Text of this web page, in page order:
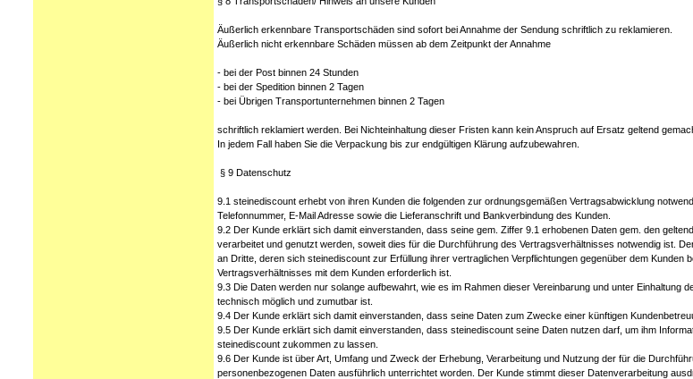
Äußerlich erkennbare Transportschäden sind sofort bei Annahme der Sendung schriftlich zu reklamieren.
Äußerlich nicht erkennbare Schäden müssen ab dem Zeitpunkt der Annahme
- bei der Post binnen 24 Stunden
- bei der Spedition binnen 2 Tagen
- bei Übrigen Transportunternehmen binnen 2 Tagen
schriftlich reklamiert werden. Bei Nichteinhaltung dieser Fristen kann kein Anspruch auf Ersatz geltend
In jedem Fall haben Sie die Verpackung bis zur endgültigen Klärung aufzubewahren.
§ 9 Datenschutz
9.1 steinediscount erhebt von ihren Kunden die folgenden zur ordnungsgemäßen Vertragsabwicklung
Telefonnummer, E-Mail Adresse sowie die Lieferanschrift und Bankverbindung des Kunden.
9.2 Der Kunde erklärt sich damit einverstanden, dass seine gem. Ziffer 9.1 erhobenen Daten gem. den
verarbeitet und genutzt werden, soweit dies für die Durchführung des Vertragsverhältnisses notwendig ist.
an Dritte, deren sich steinediscount zur Erfüllung ihrer vertraglichen Verpflichtungen gegenüber dem Kunden
Vertragsverhältnisses mit dem Kunden erforderlich ist.
9.3 Die Daten werden nur solange aufbewahrt, wie es im Rahmen dieser Vereinbarung und unter Einhaltung
technisch möglich und zumutbar ist.
9.4 Der Kunde erklärt sich damit einverstanden, dass seine Daten zum Zwecke einer künftigen
9.5 Der Kunde erklärt sich damit einverstanden, dass steinediscount seine Daten nutzen darf, um ihm
steinediscount zukommen zu lassen.
9.6 Der Kunde ist über Art, Umfang und Zweck der Erhebung, Verarbeitung und Nutzung der für die
personenbezogenen Daten ausführlich unterrichtet worden. Der Kunde stimmt dieser Datenverarbeitung